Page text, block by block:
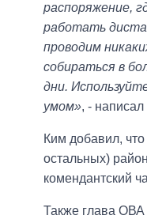
распоряжение,
работать
проводим
собираться в
дни.
умом», - написал
Ким добавил,
остальных)
комендантский
Также глава ОВА